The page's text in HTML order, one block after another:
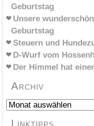
Geburtstag
Unsere
Geburtstag
Steuern und
D-Wurf vom
Der Himmel hat
Archiv
Archiv
Linktipps